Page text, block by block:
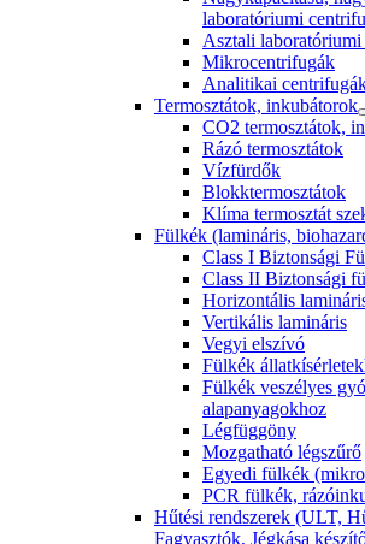
laboratóriumi
Asztali
Mikrocentrifugák
Analitikai
Termosztátok, inkubátorok
CO2 termosztátok,
Rázó termosztátok
Vízfürdők
Blokktermosztátok
Klíma termosztát
Fülkék (lamináris,
Class I Biztonsági
Class II Biztonsági
Horizontális
Vertikális lamináris
Vegyi elszívó
Fülkék
Fülkék veszélyes
alapanyagokhoz
Légfüggöny
Mozgatható légszűrő
Egyedi fülkék
PCR fülkék,
Hűtési rendszerek (ULT,
Fagyasztók, Jégkása